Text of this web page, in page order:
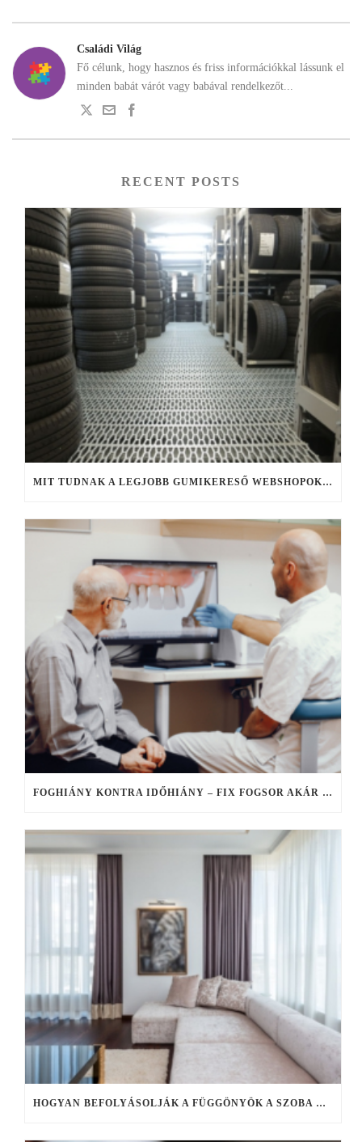
Családi Világ
Fő célunk, hogy hasznos és friss információkkal lássunk el
minden babát várót vagy babával rendelkezőt...
RECENT POSTS
MIT TUDNAK A LEGJOBB GUMIKERESŐ WEBSHOPOK, ÉS MIRE FIGYELJ KERESÉS KÖZBEN?
FOGHIÁNY KONTRA IDŐHIÁNY – FIX FOGSOR AKÁR EGY NAP ALATT, HA NINCS IDŐ ELHÚZÓDÓ KEZELÉSEKRE
HOGYAN BEFOLYÁSOLJÁK A FÜGGÖNYÖK A SZOBA HANGULATÁT?